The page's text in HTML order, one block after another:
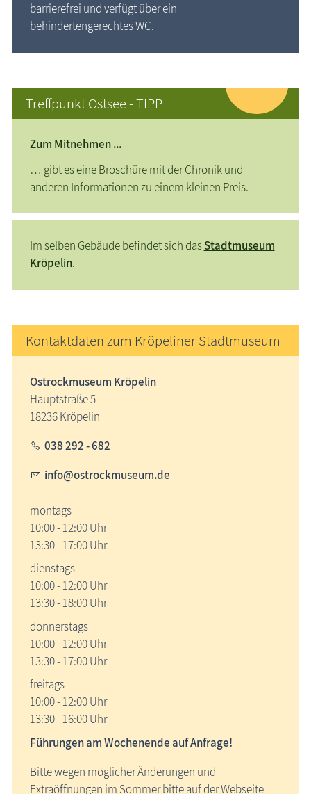
barrierefrei undverfügt über ein
behindertengerechtes WC.
Treffpunkt Ostsee - TIPP
Zum Mitnehmen ...
… gibt es eine Broschüre mit der Chronik und
anderen Informationen zu einem kleinen Preis.
Im selben Gebäude befindet sich dasStadtmuseum
Kröpelin.
Kontaktdaten zum Kröpeliner Stadtmuseum
Ostrockmuseum Kröpelin
Hauptstraße 5
18236 Kröpelin
038 292 - 682
info@ostrockmuseum.de
montags
10:00 - 12:00 Uhr
13:30 - 17:00 Uhr
dienstags
10:00 - 12:00 Uhr
13:30 - 18:00 Uhr
donnerstags
10:00 - 12:00 Uhr
13:30 - 17:00 Uhr
freitags
10:00 - 12:00 Uhr
13:30 - 16:00 Uhr
Führungen am Wochenende auf Anfrage!
Bitte wegen möglicher Änderungen und
Extraöffnungen im Sommer bitte auf der Webseite